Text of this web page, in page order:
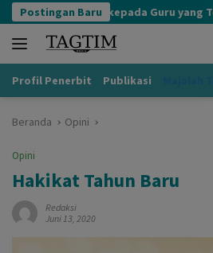
Langsung
ke
konten
Postingan Baru
Adab kepada Guru yang Terlupakan
Profil Penerbit Publikasi
Beranda Opini
Opini
Hakikat Tahun Baru
Redaksi
Juni 13, 2020